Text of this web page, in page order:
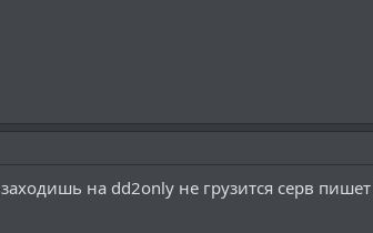
на dd2only не грузится серв